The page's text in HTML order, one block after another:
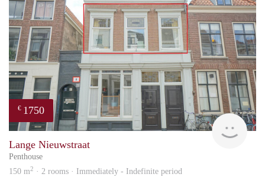
€ 1750
Lange Nieuwstraat
Penthouse
150 m2 · 2 rooms · Immediately - Indefinite period